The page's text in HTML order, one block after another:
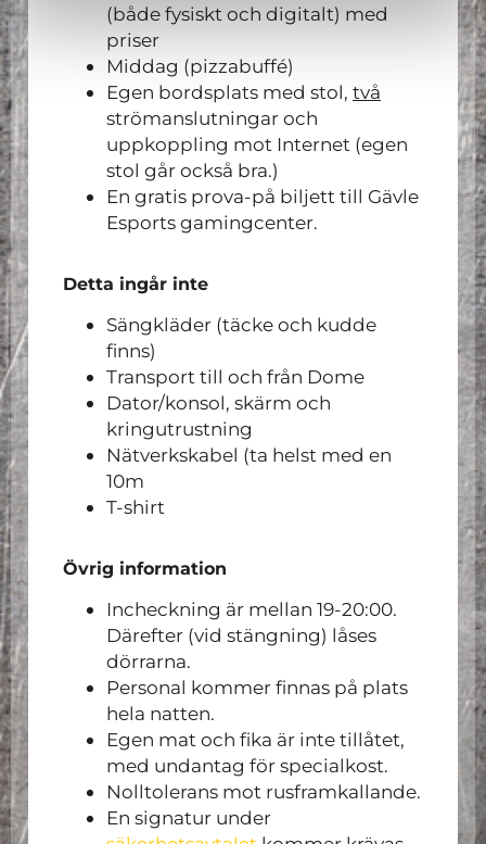
(både fysiskt och digitalt) med
priser
Middag (pizzabuffé)
Egen bordsplats med stol, två
strömanslutningar och
uppkoppling mot Internet (egen
stol går också bra.)
En gratis prova-på biljett till Gävle
Esports gamingcenter.
Detta ingår inte
Sängkläder (täcke och kudde
finns)
Transport till och från Dome
Dator/konsol, skärm och
kringutrustning
Nätverkskabel (ta helst med en
10m
T-shirt
Övrig information
Incheckning är mellan 19-20:00.
Därefter (vid stängning) låses
dörrarna.
Personal kommer finnas på plats
hela natten.
Egen mat och fika är inte tillåtet,
med undantag för specialkost.
Nolltolerans mot rusframkallande.
En signatur under